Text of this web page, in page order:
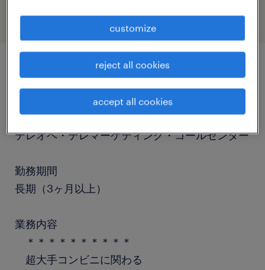
job details
職種
テレオペ・テレマーケティング・コールセンター
勤務期間
長期（3ヶ月以上）
業務内容
＊＊＊＊＊＊＊＊＊＊
超大手コンビニに関わる
customize
reject all cookies
accept all cookies